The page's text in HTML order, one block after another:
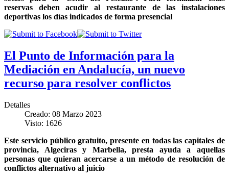
reservas deben acudir al restaurante de las instalaciones
deportivas los días indicados de forma presencial
El Punto de Información para la
Mediación en Andalucía, un nuevo
recurso para resolver conflictos
Detalles
Creado: 08 Marzo 2023
Visto: 1626
Este servicio público gratuito, presente en todas las capitales de
provincia, Algeciras y Marbella, presta ayuda a aquellas
personas que quieran acercarse a un método de resolución de
conflictos alternativo al juicio